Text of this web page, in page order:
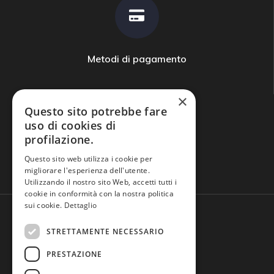
Metodi di pagamento
Domande frequenti
×
Questo sito potrebbe fare
uso di cookies di
profilazione.
Questo sito web utilizza i cookie per
migliorare l'esperienza dell'utente.
Utilizzando il nostro sito Web, accetti tutti i
cookie in conformità con la nostra politica
sui cookie. Dettaglio
STRETTAMENTE NECESSARIO
PRESTAZIONE